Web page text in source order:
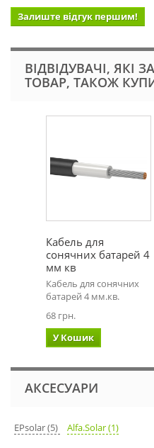
Залиште відгук першим!
ВІДВІДУВАЧІ, ЯКІ
ТОВАР, ТАКОЖ
Кабель для
сонячних батарей 4
мм кв
Кабель для сонячних
батарей 4 мм.кв.
68 грн.
У Кошик
АКСЕСУАРИ
EPsolar (5) Alfa.Solar (1)